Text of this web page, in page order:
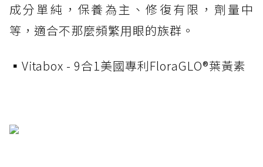
成分單純，保養為主、修復有限，劑量中
等，適合不那麼頻繁用眼的族群。
▪️Vitabox - 9合1美國專利FloraGLO®葉黃素